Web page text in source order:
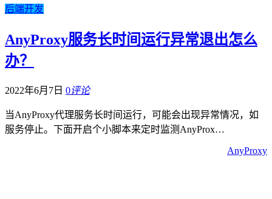
后端开发
AnyProxy服务长时间运行异常退出怎么
办？
2022年6月7日 0评论
当AnyProxy代理服务长时间运行，可能会出现异常情况，如
服务停止。下面开启个小脚本来定时监测AnyProx…
AnyProxy